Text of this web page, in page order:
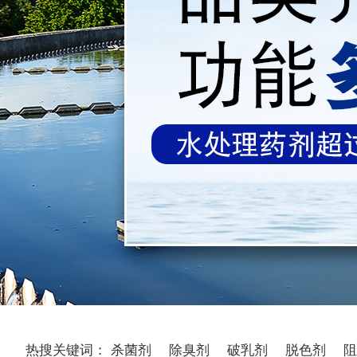
热搜关键词： 杀菌剂 除臭剂 破乳剂 脱色剂